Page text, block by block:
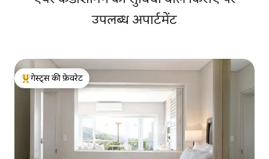
उपलब्ध अपार्टमेंट
गेस्ट्स का टॉप फ़ेवरेट
गेस्ट्स की फ़ेवरेट